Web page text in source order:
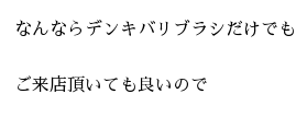
なんならデンキバリブラシだけでも
ご来店頂いても良いので